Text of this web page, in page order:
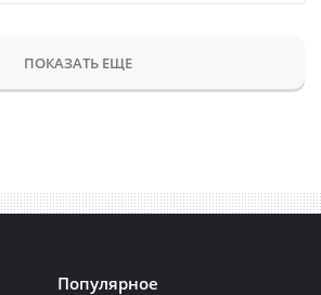
ПОКАЗАТЬ ЕЩЕ
Популярное